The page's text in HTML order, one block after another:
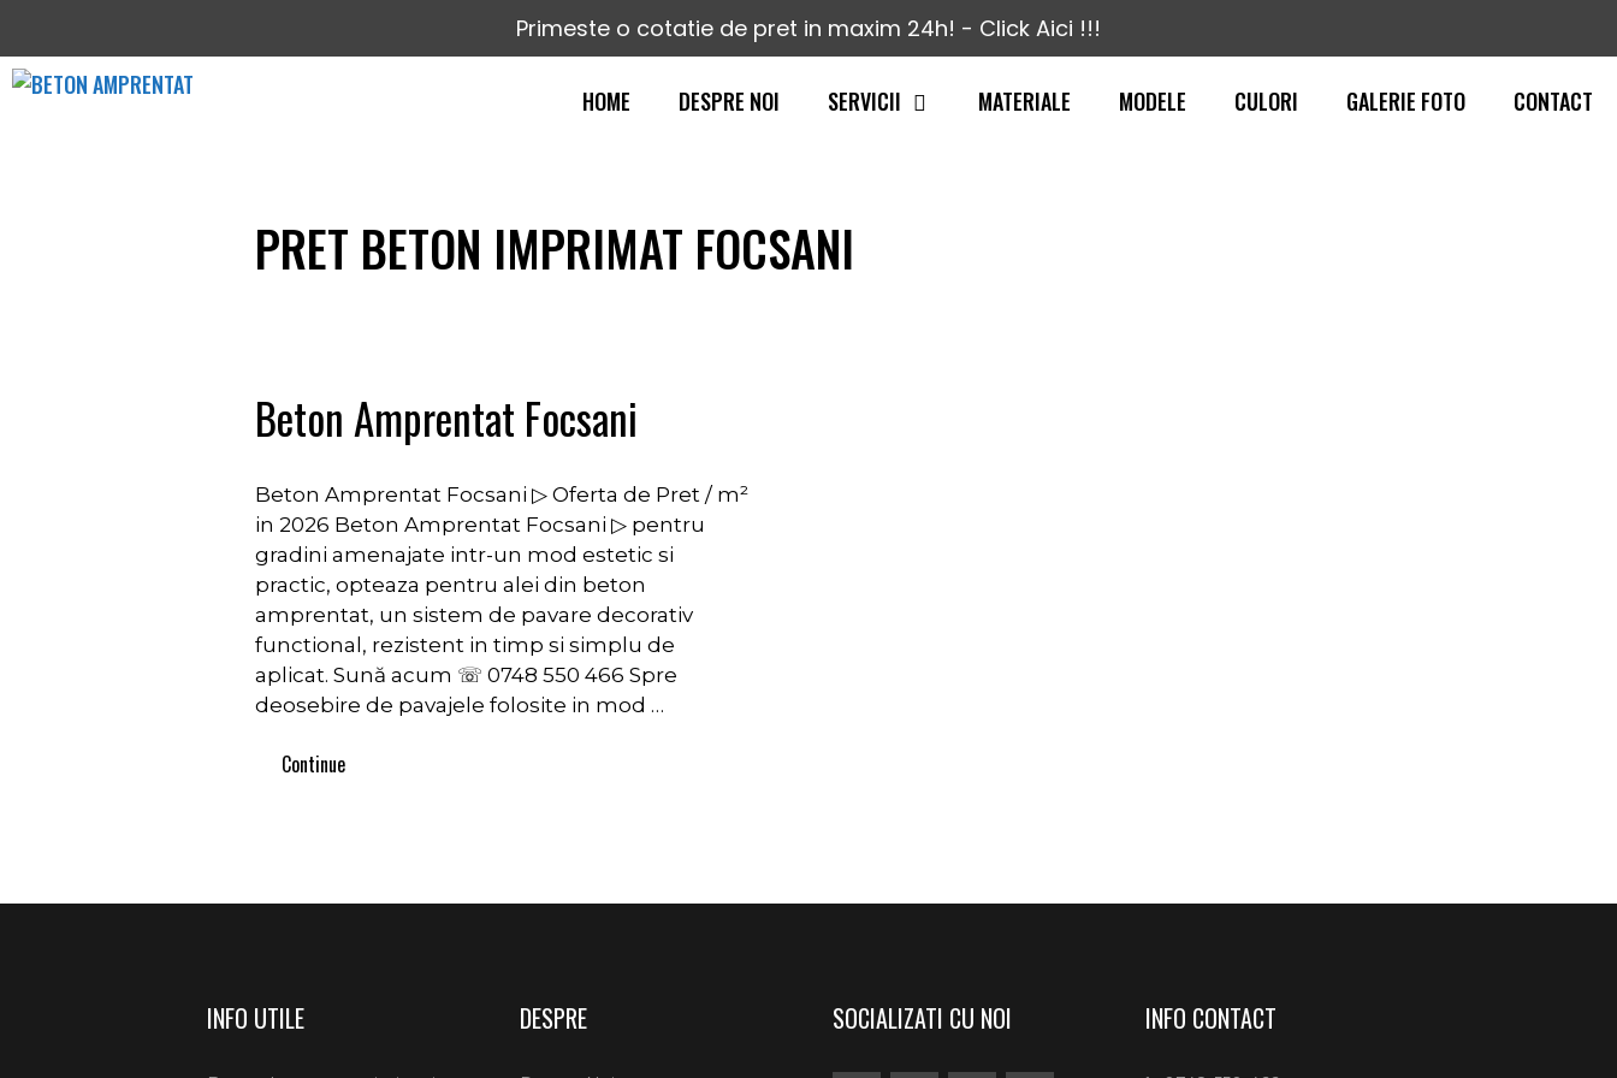
conținut
Primeste o cotatie de pret in maxim 24h! - Click Aici !!!
HOME DESPRE NOI SERVICII MATERIALE MODELE CULORI GALERIE FOTO CONTACT
PRET BETON IMPRIMAT FOCSANI
Beton Amprentat Focsani
Beton Amprentat Focsani ▷ Oferta de Pret / m²
in 2026 Beton Amprentat Focsani ▷ pentru
gradini amenajate intr-un mod estetic si
practic, opteaza pentru alei din beton
amprentat, un sistem de pavare decorativ
functional, rezistent in timp si simplu de
aplicat. Sună acum ☏ 0748 550 466 Spre
deosebire de pavajele folosite in mod …
Continue
INFO UTILE DESPRE SOCIALIZATI CU NOI INFO CONTACT